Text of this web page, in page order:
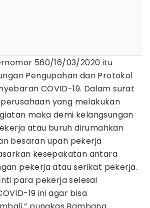
560/16/03/2020 itu
Pengupahan dan Protokol
COVID-19. Dalam surat
yang melakukan
maka demi kelangsungan
atau buruh dirumahkan
besaran upah pekerja
kesepakatan antara
pekerja atau serikat pekerja.
para pekerja selesai
19 ini agar bisa